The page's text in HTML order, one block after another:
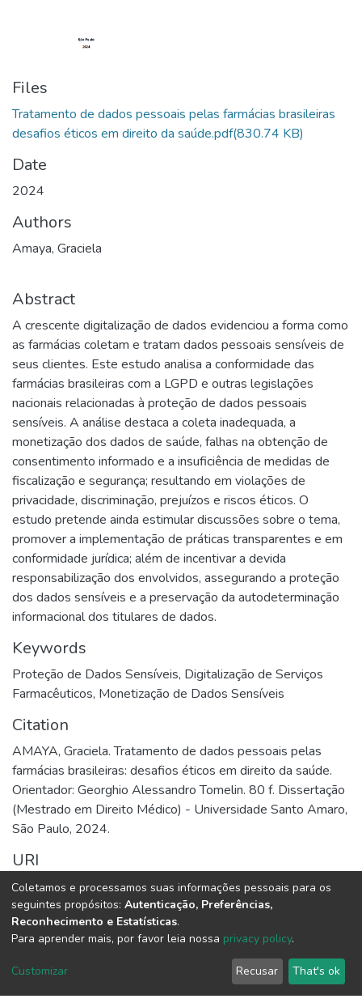
Files
Tratamento de dados pessoais pelas farmácias brasileiras
desafios éticos em direito da saúde.pdf(830.74 KB)
Date
2024
Authors
Amaya, Graciela
Abstract
A crescente digitalização de dados evidenciou a forma como
as farmácias coletam e tratam dados pessoais sensíveis de
seus clientes. Este estudo analisa a conformidade das
farmácias brasileiras com a LGPD e outras legislações
nacionais relacionadas à proteção de dados pessoais
sensíveis. A análise destaca a coleta inadequada, a
monetização dos dados de saúde, falhas na obtenção de
consentimento informado e a insuficiência de medidas de
fiscalização e segurança; resultando em violações de
privacidade, discriminação, prejuízos e riscos éticos. O
estudo pretende ainda estimular discussões sobre o tema,
promover a implementação de práticas transparentes e em
conformidade jurídica; além de incentivar a devida
responsabilização dos envolvidos, assegurando a proteção
dos dados sensíveis e a preservação da autodeterminação
informacional dos titulares de dados.
Keywords
Proteção de Dados Sensíveis, Digitalização de Serviços
Farmacêuticos, Monetização de Dados Sensíveis
Citation
AMAYA, Graciela. Tratamento de dados pessoais pelas
farmácias brasileiras: desafios éticos em direito da saúde.
Orientador: Georghio Alessandro Tomelin. 80 f. Dissertação
(Mestrado em Direito Médico) - Universidade Santo Amaro,
São Paulo, 2024.
URI
http://dspace.unisa.br/handle/123456789/2920
Collections
Mestrado em Direito Médico
Coletamos e processamos suas informações pessoais para os
seguintes propósitos: Autenticação, Preferências,
Reconhecimento e Estatísticas.
Para aprender mais, por favor leia nossa privacy policy.
Customizar Recusar That's ok